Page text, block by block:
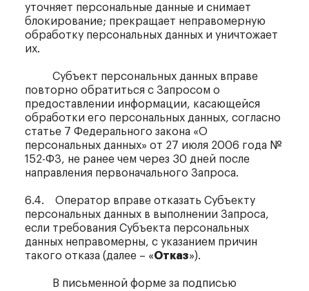
уточняет персональные данные и снимает
блокирование; прекращает неправомерную
обработку персональных данных и уничтожает
их.
Субъект персональных данных вправе
повторно обратиться с Запросом о
предоставлении информации, касающейся
обработки его персональных данных, согласно
статье 7 Федерального закона «О
персональных данных» от 27 июля 2006 года №
152-ФЗ, не ранее чем через 30 дней после
направления первоначального Запроса.
6.4. Оператор вправе отказать Субъекту
персональных данных в выполнении Запроса,
если требования Субъекта персональных
данных неправомерны, с указанием причин
такого отказа (далее – «Отказ»).
В письменной форме за подписью